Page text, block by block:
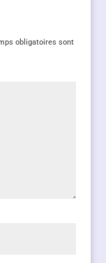
obligatoires sont